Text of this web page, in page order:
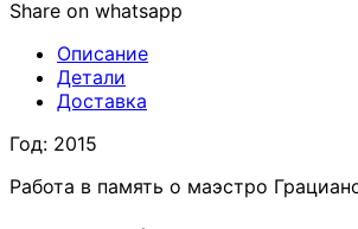
Share on whatsapp
Описание
Детали
Доставка
Год: 2015
Работа в память о маэстро